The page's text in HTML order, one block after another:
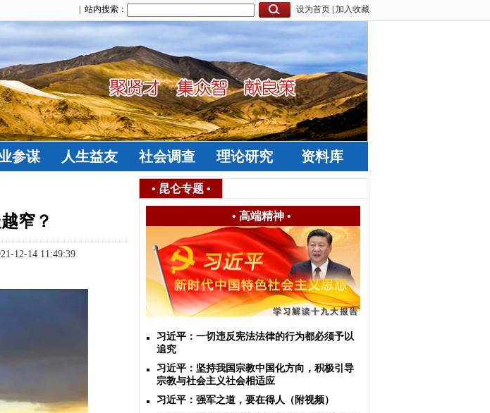
设为首页 加入收藏
| 站内搜索：
参谋 人生益友 社会调查 理论研究 资料库
窄？
12-14 11:49:39
• 昆仑专题 •
• 高端精神•
习近平：一切违反宪法法律的行为都必须予以
追究
习近平：​坚持我国宗教中国化方向，积极引导
宗教与社会主义社会相适应
习近平：强军之道，要在得人（附视频）